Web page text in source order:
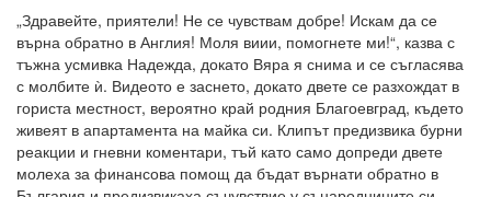
„Здравейте, приятели! Не се чувствам добре! Искам да се
върна обратно в Англия! Моля виии, помогнете ми!“, казва с
тъжна усмивка Надежда, докато Вяра я снима и се съгласява
с молбите ѝ. Видеото е заснето, докато двете се разхождат в
гориста местност, вероятно край родния Благоевград, където
живеят в апартамента на майка си. Клипът предизвика бурни
реакции и гневни коментари, тъй като само допреди двете
молеха за финансова помощ да бъдат върнати обратно в